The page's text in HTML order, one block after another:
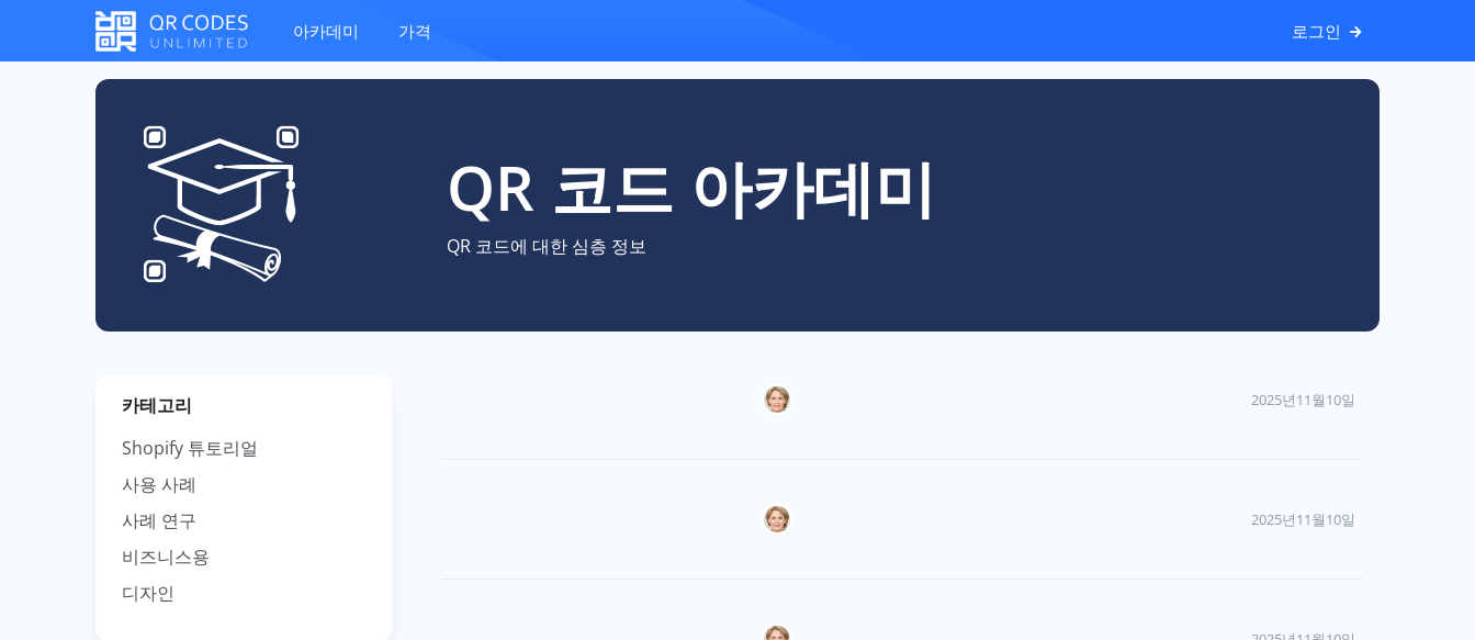
아카데미 가격 로그인
QR 코드 아카데미
QR 코드에 대한 심층 정보
카테고리
Shopify 튜토리얼
사용 사례
사례 연구
비즈니스용
디자인
2025년11월10일
2025년11월10일